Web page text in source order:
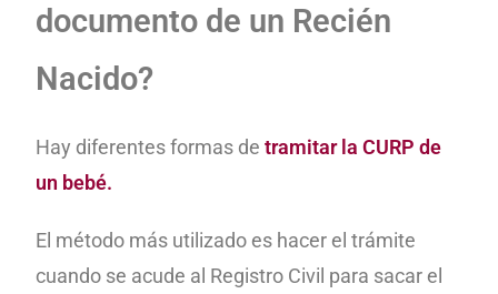
documento de un Recién
Nacido?
Hay diferentes formas de tramitar la CURP de
un bebé.
El método más utilizado es hacer el trámite
cuando se acude al Registro Civil para sacar el